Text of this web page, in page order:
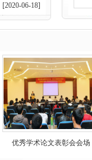
[2020-06-18]
优秀学术论文表彰会会场